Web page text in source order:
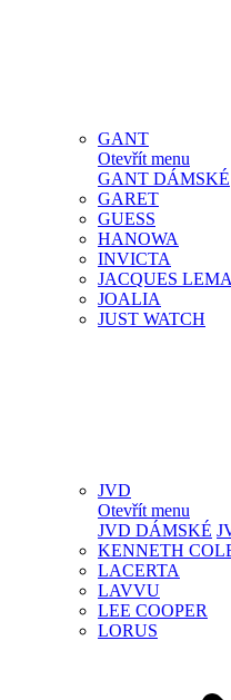
GANT
Otevřít menu
GANT DÁMSKÉ
GARET
GUESS
HANOWA
INVICTA
JACQUES
JOALIA
JUST WATCH
JVD
Otevřít menu
JVD DÁMSKÉ
KENNETH
LACERTA
LAVVU
LEE COOPER
LORUS